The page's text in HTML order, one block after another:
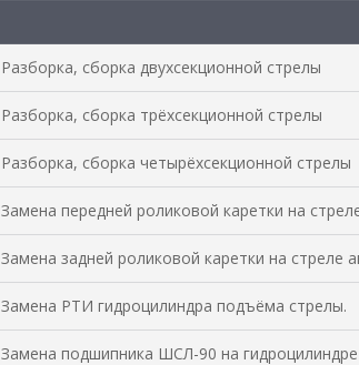
Разборка, сборка двухсекционной стрелы
Разборка, сборка трёхсекционной стрелы
Разборка, сборка четырёхсекционной стрелы
Замена передней роликовой каретки на
Замена задней роликовой каретки на стреле
Замена РТИ гидроцилиндра подъёма стрелы.
Замена подшипника ШСЛ-90 на